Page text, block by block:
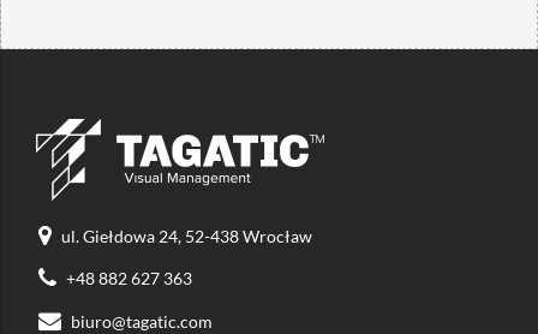
ul. Giełdowa 24, 52-438 Wrocław
+48 882 627 363
biuro@tagatic.com